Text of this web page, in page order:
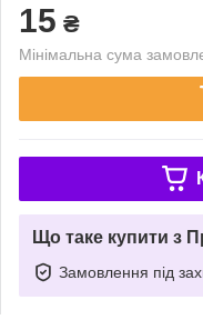
15 ₴
Мінімальна сума
Що таке купити з
Замовлення під